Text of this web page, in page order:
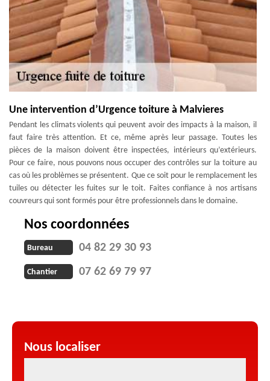
Une intervention d’Urgence toiture à Malvieres
Pendant les climats violents qui peuvent avoir des impacts à la maison, il
faut faire très attention. Et ce, même après leur passage. Toutes les
pièces de la maison doivent être inspectées, intérieurs qu’extérieurs.
Pour ce faire, nous pouvons nous occuper des contrôles sur la toiture au
cas où les problèmes se présentent. Que ce soit pour le remplacement les
tuiles ou détecter les fuites sur le toit. Faites confiance à nos artisans
couvreurs qui sont formés pour être professionnels dans le domaine.
Nos coordonnées
Bureau 04 82 29 30 93
Chantier 07 62 69 79 97
Nous localiser